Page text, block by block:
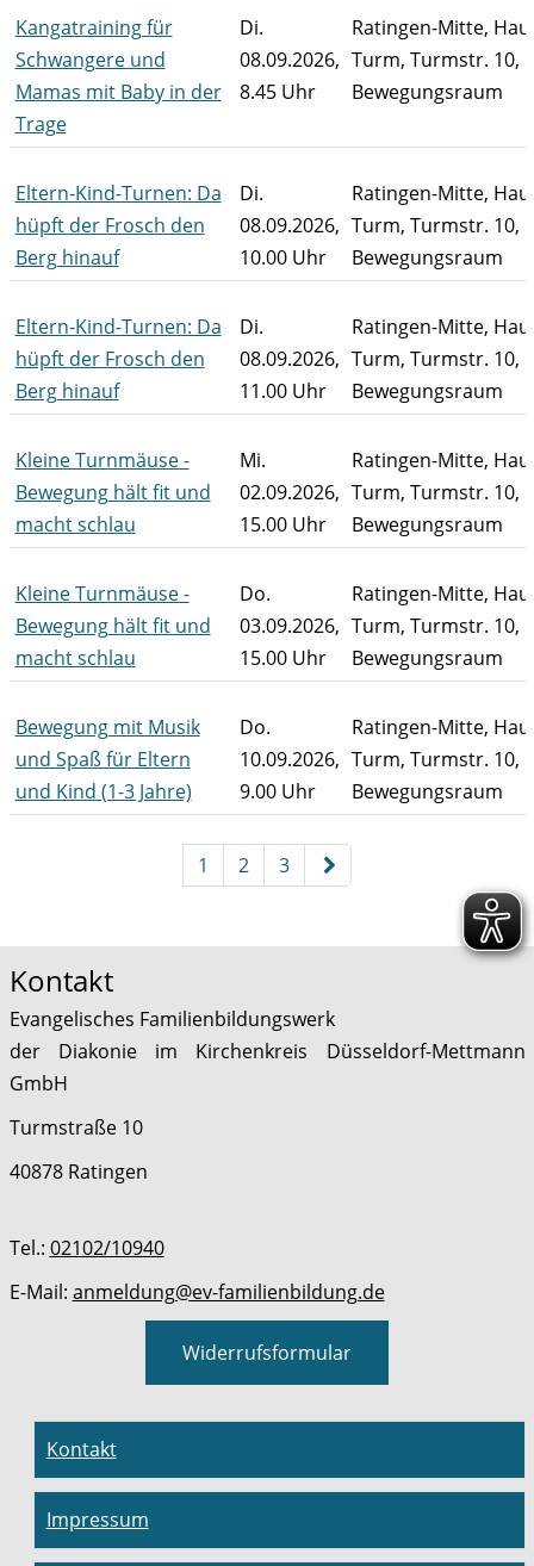
Kangatraining für
Schwangere und
Mamas mit Baby in der
Trage
Di.
08.09.2026,
8.45 Uhr
Ratingen-Mitte,
Turm, Turmstr. 10,
Bewegungsraum
Eltern-Kind-Turnen: Da
hüpft der Frosch den
Berg hinauf
Di.
08.09.2026,
10.00 Uhr
Ratingen-Mitte,
Turm, Turmstr. 10,
Bewegungsraum
Eltern-Kind-Turnen: Da
hüpft der Frosch den
Berg hinauf
Di.
08.09.2026,
11.00 Uhr
Ratingen-Mitte,
Turm, Turmstr. 10,
Bewegungsraum
Kleine Turnmäuse -
Bewegung hält fit und
macht schlau
Mi.
02.09.2026,
15.00 Uhr
Ratingen-Mitte,
Turm, Turmstr. 10,
Bewegungsraum
Kleine Turnmäuse -
Bewegung hält fit und
macht schlau
Do.
03.09.2026,
15.00 Uhr
Ratingen-Mitte,
Turm, Turmstr. 10,
Bewegungsraum
Bewegung mit Musik
und Spaß für Eltern
und Kind (1-3 Jahre)
Do.
10.09.2026,
9.00 Uhr
Ratingen-Mitte,
Turm, Turmstr. 10,
Bewegungsraum
1 2 3
Kontakt
Evangelisches Familienbildungswerk
der Diakonie im Kirchenkreis Düsseldorf-Mettmann
GmbH
Turmstraße 10
40878 Ratingen
Tel.: 02102/10940
E-Mail: anmeldung@ev-familienbildung.de
Widerrufsformular
Kontakt
Impressum